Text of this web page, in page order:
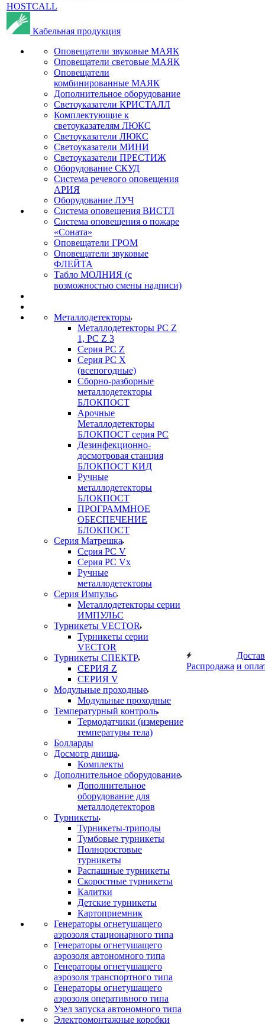
HOSTCALL
Кабельная продукция
Оповещатели звуковые МАЯК
Оповещатели световые МАЯК
Оповещатели
комбинированные МАЯК
Дополнительное оборудование
Светоуказатели КРИСТАЛЛ
Комплектующие к
светоуказателям ЛЮКС
Светоуказатели ЛЮКС
Светоуказатели МИНИ
Светоуказатели ПРЕСТИЖ
Оборудование СКУД
Система речевого оповещения
АРИЯ
Оборудование ЛУЧ
Система оповещения ВИСТЛ
Система оповещения о пожаре
«Соната»
Оповещатели ГРОМ
Оповещатели звуковые
ФЛЕЙТА
Табло МОЛНИЯ (с
возможностью смены надписи)
Металлодетекторы
Металлодетекторы РС Z
1, PC Z 3
Серия РС Z
Серия РС X
(всепогодные)
Сборно-разборные
металлодетекторы
БЛОКПОСТ
Арочные
Металлодетекторы
БЛОКПОСТ серия РС
Дезинфекционно-
досмотровая станция
БЛОКПОСТ КИД
Ручные
металлодетекторы
БЛОКПОСТ
ПРОГРАММНОЕ
ОБЕСПЕЧЕНИЕ
БЛОКПОСТ
Серия Матрешка
Серия PC V
Серия PC Vx
Ручные
металлодетекторы
Серия Импульс
Металлодетекторы серии
ИМПУЛЬС
Турникеты VECTOR
Турникеты серии
VECTOR
Турникеты СПЕКТР
СЕРИЯ Z
СЕРИЯ V
Модульные проходные
Модульные проходные
Температурный контроль
Термодатчики (измерение
температуры тела)
Болларды
Досмотр днища
Комплекты
Дополнительное оборудование
Дополнительное
оборудование для
металлодетекторов
Турникеты
Турникеты-триподы
Тумбовые турникеты
Полноростовые
турникеты
Распашные турникеты
Скоростные турникеты
Калитки
Детские турникеты
Картоприемник
Генераторы огнетушащего
аэрозоля стационарного типа
Генераторы огнетушащего
аэрозоля автономного типа
Генераторы огнетушащего
аэрозоля транспортного типа
Генераторы огнетушащего
аэрозоля оперативного типа
Узел запуска автономного типа
Электромонтажные коробки
Распродажа и